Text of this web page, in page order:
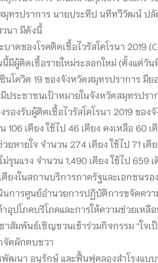
มุทรปราการ นายประทีป นทีทวีวัฒน์ ป
วนา มีดังนี้
าดของโรคติดเชื้อไวรัสโคโรนา 2019
มีผู้ติดเชื้อรายใหม่ระลอกใหม่ (ตั้งแต่วัน
นโควิด 19 ของจังหวัดสมุทรปราการ มี
มีประชาชนเป้าหมายในจังหวัดสมุทรป
องรับผู้ติดเชื้อไวรัสโคโรนา 2019 ขอ
106 เตียง ใช้ไป 46 เตียง คงเหลือ 60 เ
ยหายใจ จำนวน 274 เตียง ใช้ไป 71 เตี
รุนแรง จำนวน 1,490 เตียง ใช้ไป 659 เ
งในสถานบริการภาครัฐและเอกชนรอ
นการศูนย์อำนวยการปฏิบัติการขจัดค
อุปโภคบริโภคและการให้ความช่วยเหลื
สัมพันธ์เชิญชวนเข้าร่วมกิจกรรม “ใจเป็
จัดผักตบชวา
พัฒนา อนุรักษ์ และฟื้นฟูคลองสำโรงแบ